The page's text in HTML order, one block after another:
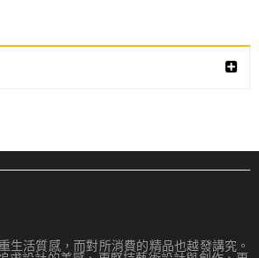
生活質感，而對所消費的精品也越發講究。